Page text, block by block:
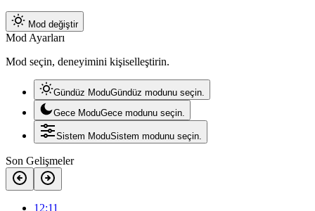
Mod değiştir
Mod Ayarları
Mod seçin, deneyimini kişiselleştirin.
Gündüz ModuGündüz modunu seçin.
Gece ModuGece modunu seçin.
Sistem ModuSistem modunu seçin.
Son Gelişmeler
12:11